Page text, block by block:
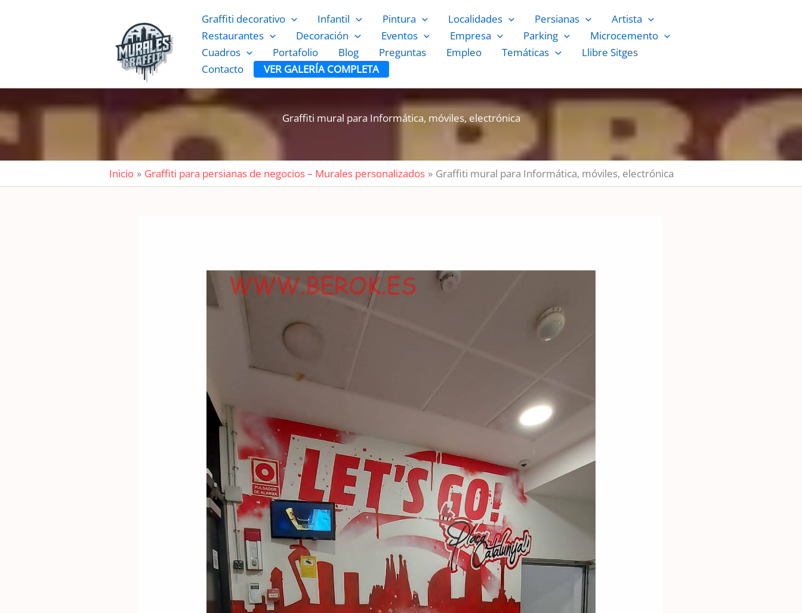
Graffiti decorativo Infantil Pintura Localidades Persianas
Artista
Restaurantes
Decoración Eventos Empresa Parking
Microcemento
Cuadros
Portafolio Blog Preguntas Empleo Temáticas
Llibre Sitges
Contacto
VER GALERÍA COMPLETA
Graffiti mural para Informática, móviles, electrónica
Inicio Graffiti para persianas de negocios – Murales personalizados Graffiti mural para Informática, móviles, electrónica